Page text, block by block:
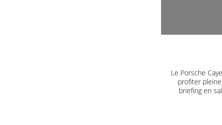
Le Porsche
profiter
briefing en